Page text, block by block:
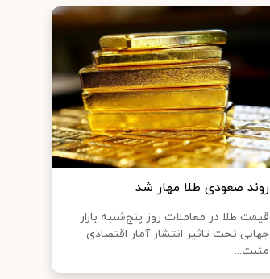
روند صعودی طلا مهار شد
قیمت طلا در معاملات روز پنج‌شنبه بازار
جهانی تحت تاثیر انتشار آمار اقتصادی
مثبت...